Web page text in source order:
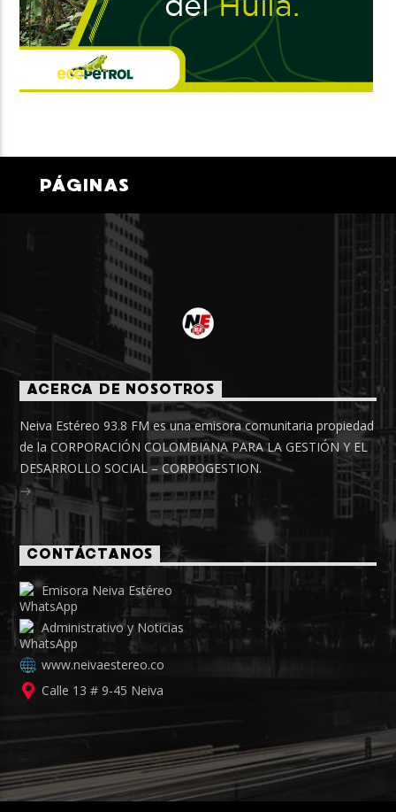
PÁGINAS
ACERCA DE NOSOTROS
Neiva Estéreo 93.8 FM es una emisora comunitaria propiedad
de la CORPORACIÓN COLOMBIANA PARA LA GESTIÓN Y EL
DESARROLLO SOCIAL – CORPOGESTION.
CONTÁCTANOS
Emisora Neiva Estéreo
Administrativo y Noticias
www.neivaestereo.co
Calle 13 # 9-45 Neiva